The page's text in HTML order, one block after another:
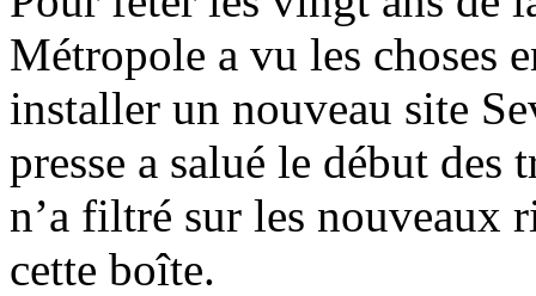
Métropole a vu les choses
installer un nouveau site
presse a salué le début
n’a filtré sur les nouveaux
cette boîte.